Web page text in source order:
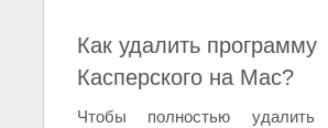
Как удалить программу
Касперского на Mac?
Чтобы полностью удалить